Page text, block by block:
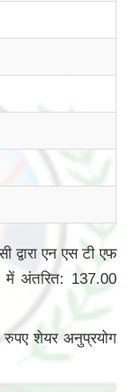
द्वारा एन एस टी एफ
में अंतरित: 137.00
रुपए शेयर अनुप्रयोग